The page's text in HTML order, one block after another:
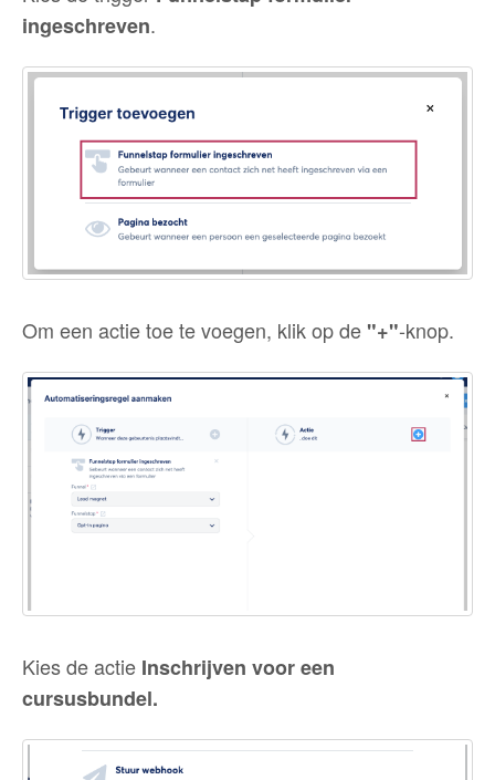
ingeschreven.
Om een actie toe te voegen, klik op de "+"-knop.
Kies de actie Inschrijven voor een
cursusbundel.